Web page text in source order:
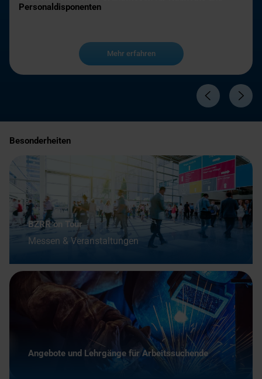
Personaldisponenten
Mehr erfahren
Besonderheiten
BZRR on Tour
Messen & Veranstaltungen
Angebote und Lehrgänge für Arbeitssuchende